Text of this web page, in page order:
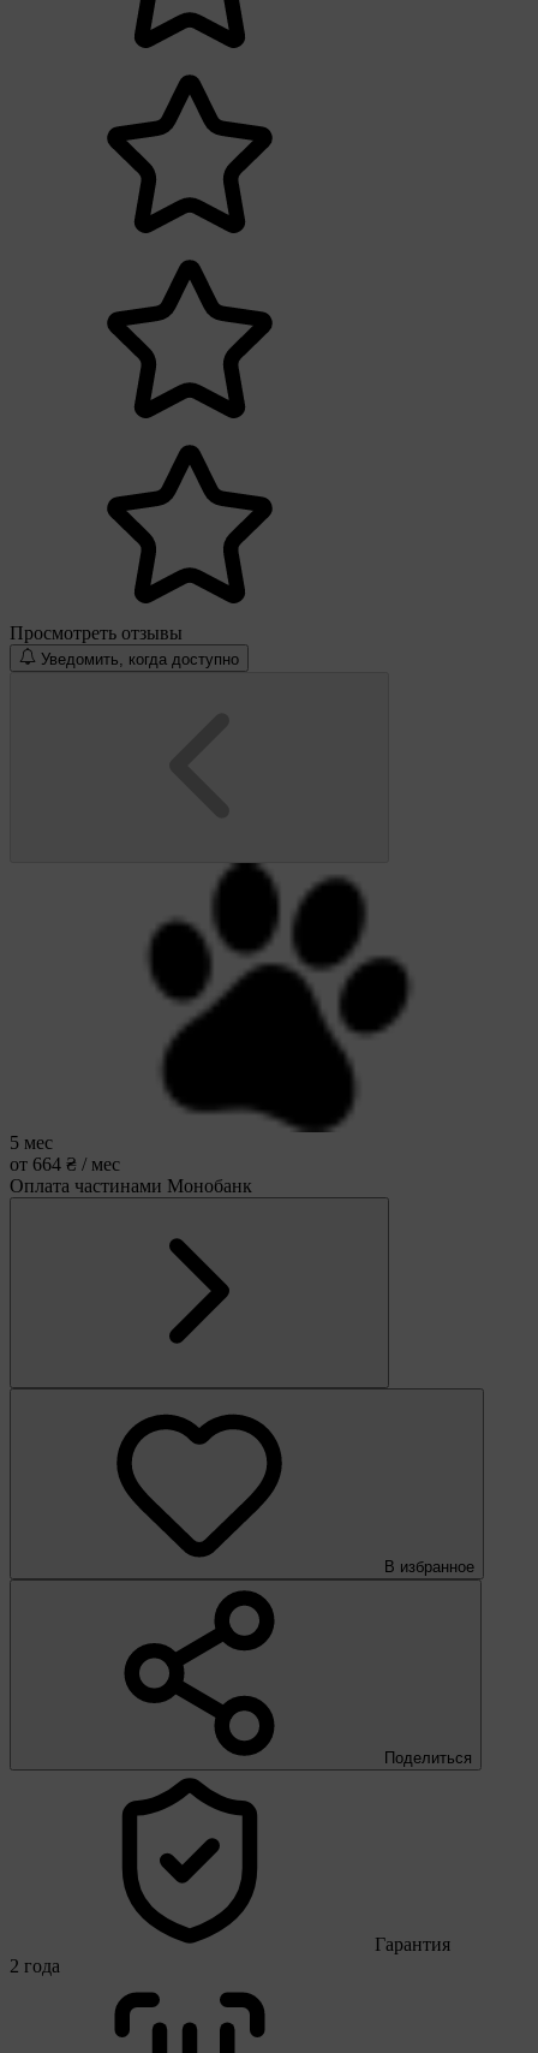
Просмотреть отзывы
Уведомить, когда доступно
5 мес
от 664 ₴ / мес
Оплата частинами Монобанк
В избранное
Поделиться
Гарантия
2 года